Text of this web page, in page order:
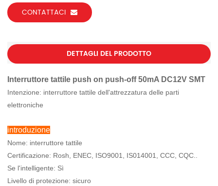
CONTATTACI
DETTAGLI DEL PRODOTTO
Interruttore tattile push on push-off 50mA DC12V SMT
Intenzione: interruttore tattile dell'attrezzatura delle parti
elettroniche
introduzione
Nome: interruttore tattile
Certificazione: Rosh, ENEC, ISO9001, IS014001, CCC, CQC..
Se l'intelligente: Sì
Livello di protezione: sicuro